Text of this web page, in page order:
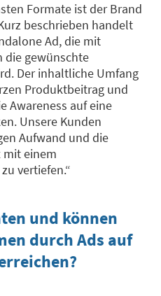
Formate ist der Brand
beschrieben handelt
Ad, die mit
die gewünschte
Der inhaltliche Umfang
Produktbeitrag und
Awareness auf eine
Unsere Kunden
Aufwand und die
mit einem
vertiefen.“
und können
durchAds auf
?